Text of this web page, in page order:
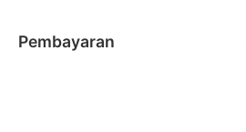
Pembayaran